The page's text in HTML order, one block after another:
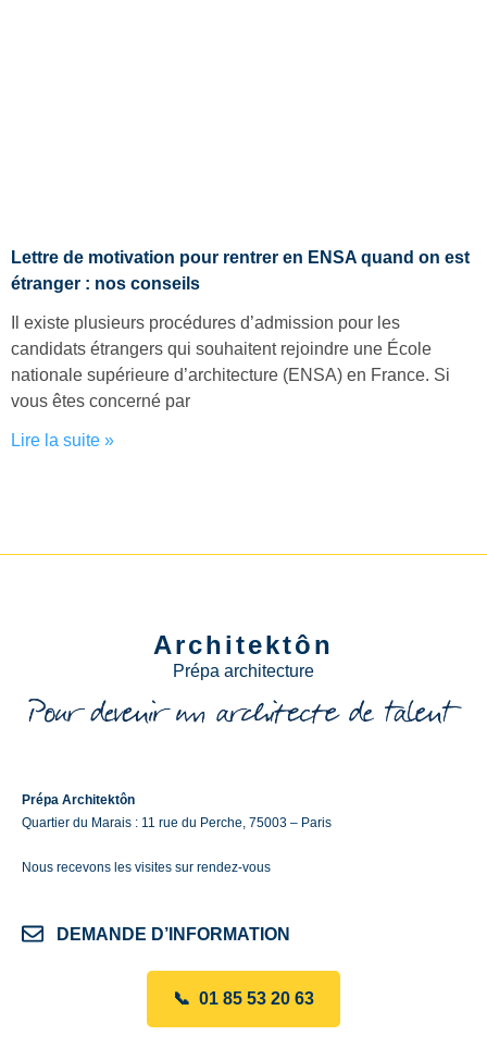
Lettre de motivation pour rentrer en ENSA quand on est
étranger : nos conseils
Il existe plusieurs procédures d’admission pour les
candidats étrangers qui souhaitent rejoindre une École
nationale supérieure d’architecture (ENSA) en France. Si
vous êtes concerné par
Lire la suite »
Architektôn
Prépa architecture
Prépa Architektôn
Quartier du Marais : 11 rue du Perche, 75003 – Paris
Nous recevons les visites sur rendez-vous
DEMANDE D’INFORMATION
📞 01 85 53 20 63